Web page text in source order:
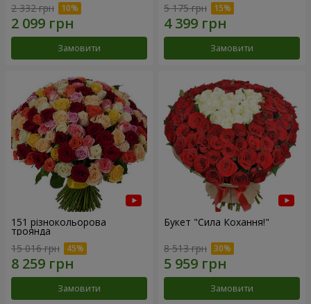
2 332 грн
Замовити
5 175 грн
Замовити
151 різнокольорова
троянда
15 016 грн
Замовити
Букет "Сила Кохання!"
8 513 грн
Замовити